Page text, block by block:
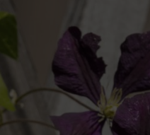
Efeu, Wilder Wein,
Kletterhortensie,
Trompetenblume
(Campsis)